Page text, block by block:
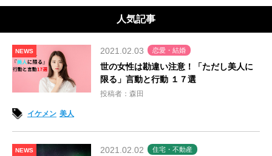
人気記事
NEWS 2021.02.03 恋愛・結婚
世の女性は勘違い注意！「ただし美人に
限る」言動と行動 １７選
投稿者：森田
イケメン 美人
NEWS 2021.02.02 住宅・不動産